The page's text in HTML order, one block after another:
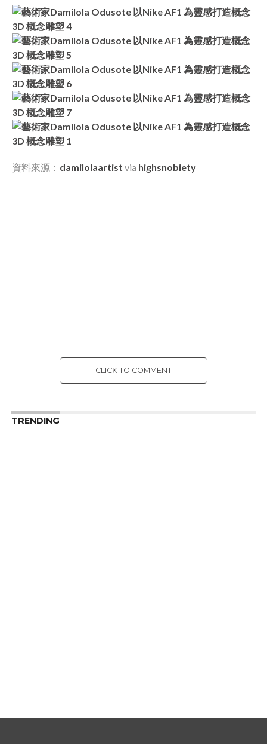
資料來源： damilolaartist via highsnobiety
CLICK TO COMMENT
TRENDING